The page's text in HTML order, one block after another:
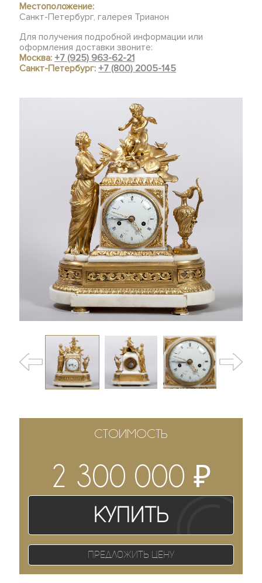
Местоположение:
Санкт-Петербург, галерея Трианон
Для получения подробной информации или
оформления доставки звоните:
Москва:+7 (925) 963-62-21
Санкт-Петербург:+7 (800) 2005-145
СТОИМОСТЬ
2 300 000₽
Купить
Предложить цену